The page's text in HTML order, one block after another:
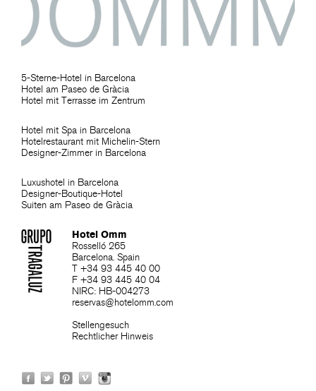
5-Sterne-Hotel in Barcelona
Hotel am Paseo de Gràcia
Hotel mit Terrasse im Zentrum
Hotel mit Spa in Barcelona
Hotelrestaurant mit Michelin-Stern
Designer-Zimmer in Barcelona
Luxushotel in Barcelona
Designer-Boutique-Hotel
Suiten am Paseo de Gràcia
Hotel Omm
Rosselló 265
Barcelona. Spain
T +34 93 445 40 00
F +34 93 445 40 04
NIRC: HB-004273
reservas@hotelomm.com
Stellengesuch
Rechtlicher Hinweis